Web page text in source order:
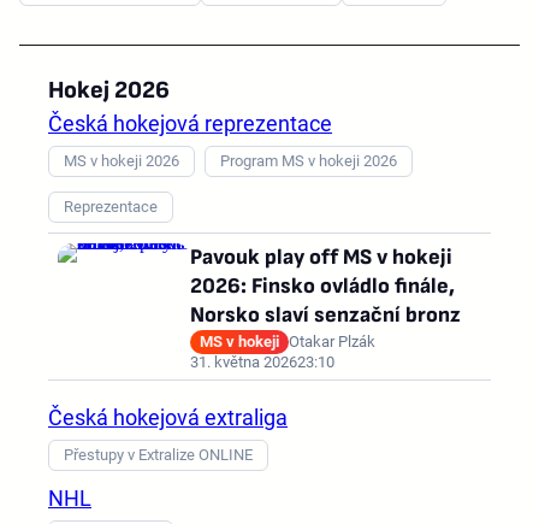
Hokej 2026
Česká hokejová reprezentace
MS v hokeji 2026 Program MS v hokeji 2026
Reprezentace
Pavouk play off MS v hokeji
2026: Finsko ovládlo finále,
Norsko slaví senzační bronz
MS v hokeji Otakar Plzák
31. května 202623:10
Česká hokejová extraliga
Přestupy v Extralize ONLINE
NHL